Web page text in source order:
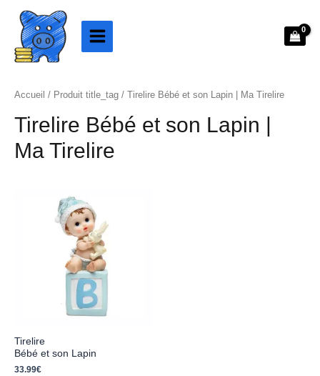
contenu
Accueil / Produit title_tag / Tirelire Bébé et son Lapin | Ma Tirelire
Tirelire Bébé et son Lapin |
Ma Tirelire
Tirelire
Bébé et son Lapin
33.99€